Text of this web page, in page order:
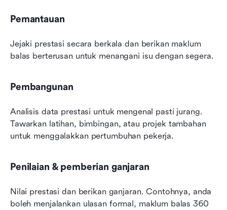
Pemantauan
Jejaki prestasi secara berkala dan berikan maklum
balas berterusan untuk menangani isu dengan segera.
Pembangunan
Analisis data prestasi untuk mengenal pasti jurang.
Tawarkan latihan, bimbingan, atau projek tambahan
untuk menggalakkan pertumbuhan pekerja.
Penilaian & pemberian ganjaran
Nilai prestasi dan berikan ganjaran. Contohnya, anda
boleh menjalankan ulasan formal, maklum balas 360